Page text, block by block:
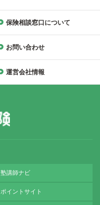
保険相談窓口について
お問い合わせ
運営会社情報
塾講師ナビ
ポイントサイト